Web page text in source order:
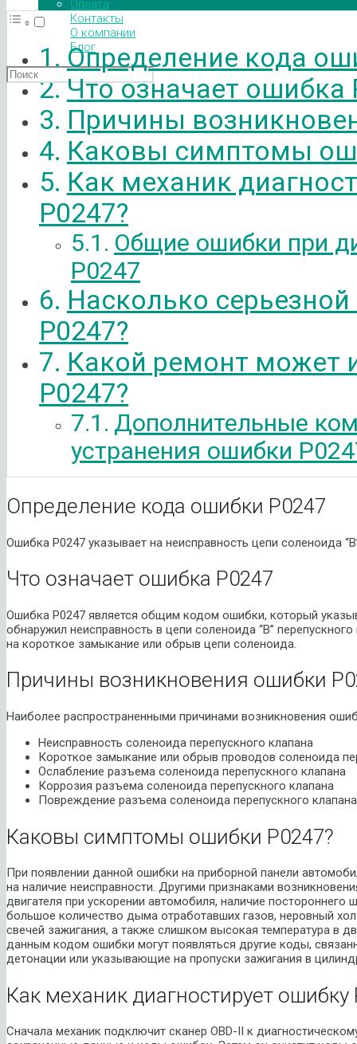
Оплата
Контакты
О компании
Блог
Определение кода
Что означает ошибка
Причины
Каковы симптомы
Как механик
P0247?
Общие ошибки при
P0247
Насколько
P0247?
Какой ремонт может
P0247?
Дополнительные
устранения ошибки
Определение кода ошибки P0247
Ошибка P0247 указывает на неисправность цепи соленоида
Что означает ошибка P0247
Ошибка P0247 является общим кодом ошибки, который
обнаружил неисправность в цепи соленоида “B”
на короткое замыкание или обрыв цепи соленоида.
Причины возникновения ошибки
Наиболее распространенными причинами возникновения
Неисправность соленоида перепускного клапана
Короткое замыкание или обрыв проводов соленоида
Ослабление разъема соленоида перепускного клапана
Коррозия разъема соленоида перепускного клапана
Повреждение разъема соленоида перепускного клапана
Каковы симптомы ошибки P0247?
При появлении данной ошибки на приборной панели
на наличие неисправности. Другими признаками
двигателя при ускорении автомобиля, наличие
большое количество дыма отработавших газов, неровный
свечей зажигания, а также слишком высокая температура в
данным кодом ошибки могут появляться другие коды,
детонации или указывающие на пропуски зажигания в
Как механик диагностирует ошибку
Сначала механик подключит сканер OBD-II к